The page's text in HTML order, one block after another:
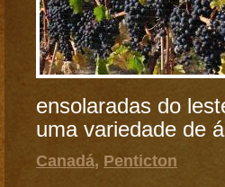
ensolaradas do
uma variedade de
Canadá, Penticton